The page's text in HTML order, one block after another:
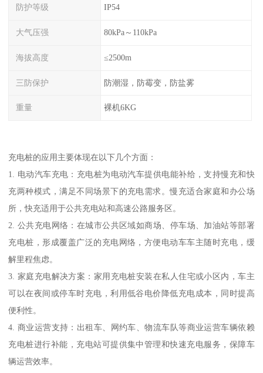
防护等级 IP54
大气压强 80kPa～110kPa
海拔高度 ≤2500m
三防保护 防潮湿，防霉变，防盐雾
重量 裸机6KG
充电桩的应用主要体现在以下几个方面：
1. 电动汽车充电：充电桩为电动汽车提供电能补给，支持慢充和快
充两种模式，满足不同场景下的充电需求。慢充适合家庭和办公场
所，快充适用于公共充电站和高速公路服务区。
2. 公共充电网络：在城市公共区域如商场、停车场、加油站等部署
充电桩，形成覆盖广泛的充电网络，方便电动车车主随时充电，缓
解里程焦虑。
3. 家庭充电解决方案：家用充电桩安装在私人住宅或小区内，车主
可以在夜间或停车时充电，利用低谷电价降低充电成本，同时提高
便利性。
4. 商业运营支持：出租车、网约车、物流车队等商业运营车辆依赖
充电桩进行补能，充电站可提供集中管理和快速充电服务，保障车
辆运营效率。